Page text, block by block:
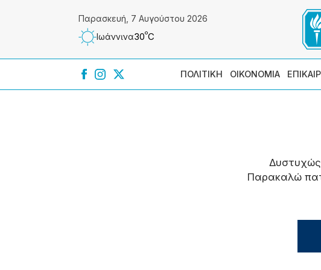
Παρασκευή, 7 Αυγούστου 2026
Ιωάννɩνα30ºC
ΠΟΛΙΤΙΚΗ ΟΙΚΟΝΟΜΙΑ
Δυστυχώς
Παρακαλώ